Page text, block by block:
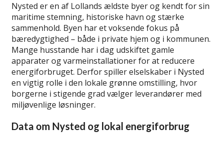
Nysted er en af Lollands ældste byer og kendt for sin
maritime stemning, historiske havn og stærke
sammenhold. Byen har et voksende fokus på
bæredygtighed – både i private hjem og i kommunen.
Mange husstande har i dag udskiftet gamle
apparater og varmeinstallationer for at reducere
energiforbruget. Derfor spiller elselskaber i Nysted
en vigtig rolle i den lokale grønne omstilling, hvor
borgerne i stigende grad vælger leverandører med
miljøvenlige løsninger.
Data om Nysted og lokal energiforbrug